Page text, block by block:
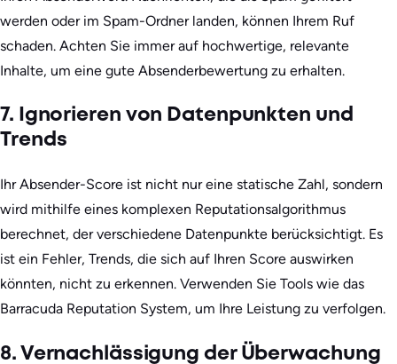
werden oder im Spam-Ordner landen, können Ihrem Ruf
schaden. Achten Sie immer auf hochwertige, relevante
Inhalte, um eine gute Absenderbewertung zu erhalten.
7. Ignorieren von Datenpunkten und
Trends
Ihr Absender-Score ist nicht nur eine statische Zahl, sondern
wird mithilfe eines komplexen Reputationsalgorithmus
berechnet, der verschiedene Datenpunkte berücksichtigt. Es
ist ein Fehler, Trends, die sich auf Ihren Score auswirken
könnten, nicht zu erkennen. Verwenden Sie Tools wie das
Barracuda Reputation System, um Ihre Leistung zu verfolgen.
8. Vernachlässigung der Überwachung